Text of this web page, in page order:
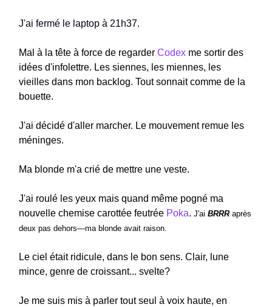
J'ai fermé le laptop à 21h37.
Mal à la tête à force de regarder Codex me sortir des
idées d'infolettre. Les siennes, les miennes, les
vieilles dans mon backlog. Tout sonnait comme de la
bouette.
J'ai décidé d'aller marcher. Le mouvement remue les
méninges.
Ma blonde m'a crié de mettre une veste.
J'ai roulé les yeux mais quand même pogné ma
nouvelle chemise carottée feutrée Poka. J'ai BRRR après
deux pas dehors—ma blonde avait raison.
Le ciel était ridicule, dans le bon sens. Clair, lune
mince, genre de croissant... svelte?
Je me suis mis à parler tout seul à voix haute, en